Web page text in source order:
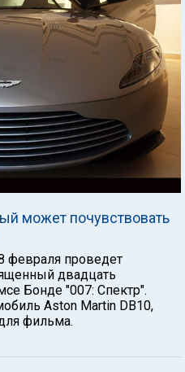
может почувствовать
февраля проведет
двадцать
Бонде "007: Спектр".
Aston Martin DB10,
фильма.